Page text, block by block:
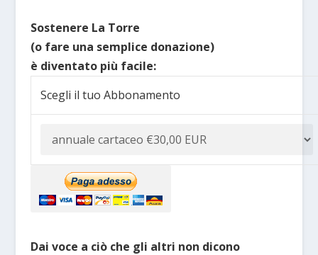
Sostenere La Torre
(o fare una semplice donazione)
è diventato più facile:
Scegli il tuo Abbonamento
Dai voce a ciò che gli altri non dicono